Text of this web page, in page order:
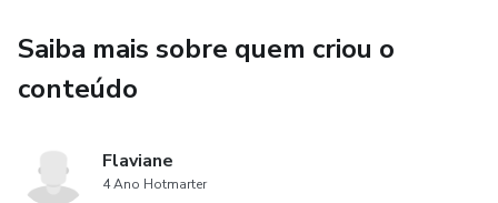
Saiba mais sobre quem criou o
conteúdo
Flaviane
4 Ano Hotmarter